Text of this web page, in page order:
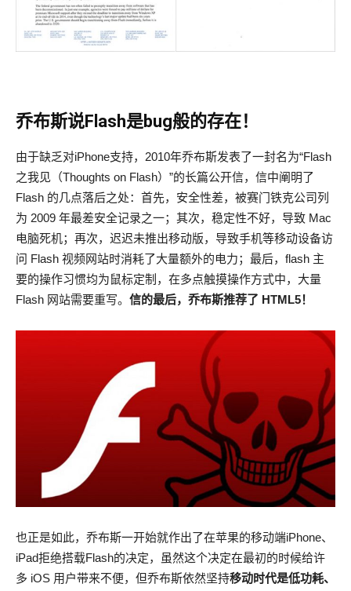
乔布斯说Flash是bug般的存在！
由于缺乏对iPhone支持，2010年乔布斯发表了一封名为“Flash
之我见（Thoughts on Flash）”的长篇公开信，信中阐明了
Flash 的几点落后之处：首先，安全性差，被赛门铁克公司列
为 2009 年最差安全记录之一；其次，稳定性不好，导致 Mac
电脑死机；再次，迟迟未推出移动版，导致手机等移动设备访
问 Flash 视频网站时消耗了大量额外的电力；最后，flash 主
要的操作习惯均为鼠标定制，在多点触摸操作方式中，大量
Flash 网站需要重写。 信的最后，乔布斯推荐了 HTML5！
也正是如此，乔布斯一开始就作出了在苹果的移动端iPhone、
iPad拒绝搭载Flash的决定，虽然这个决定在最初的时候给许
多 iOS 用户带来不便，但乔布斯依然坚持移动时代是低功耗、